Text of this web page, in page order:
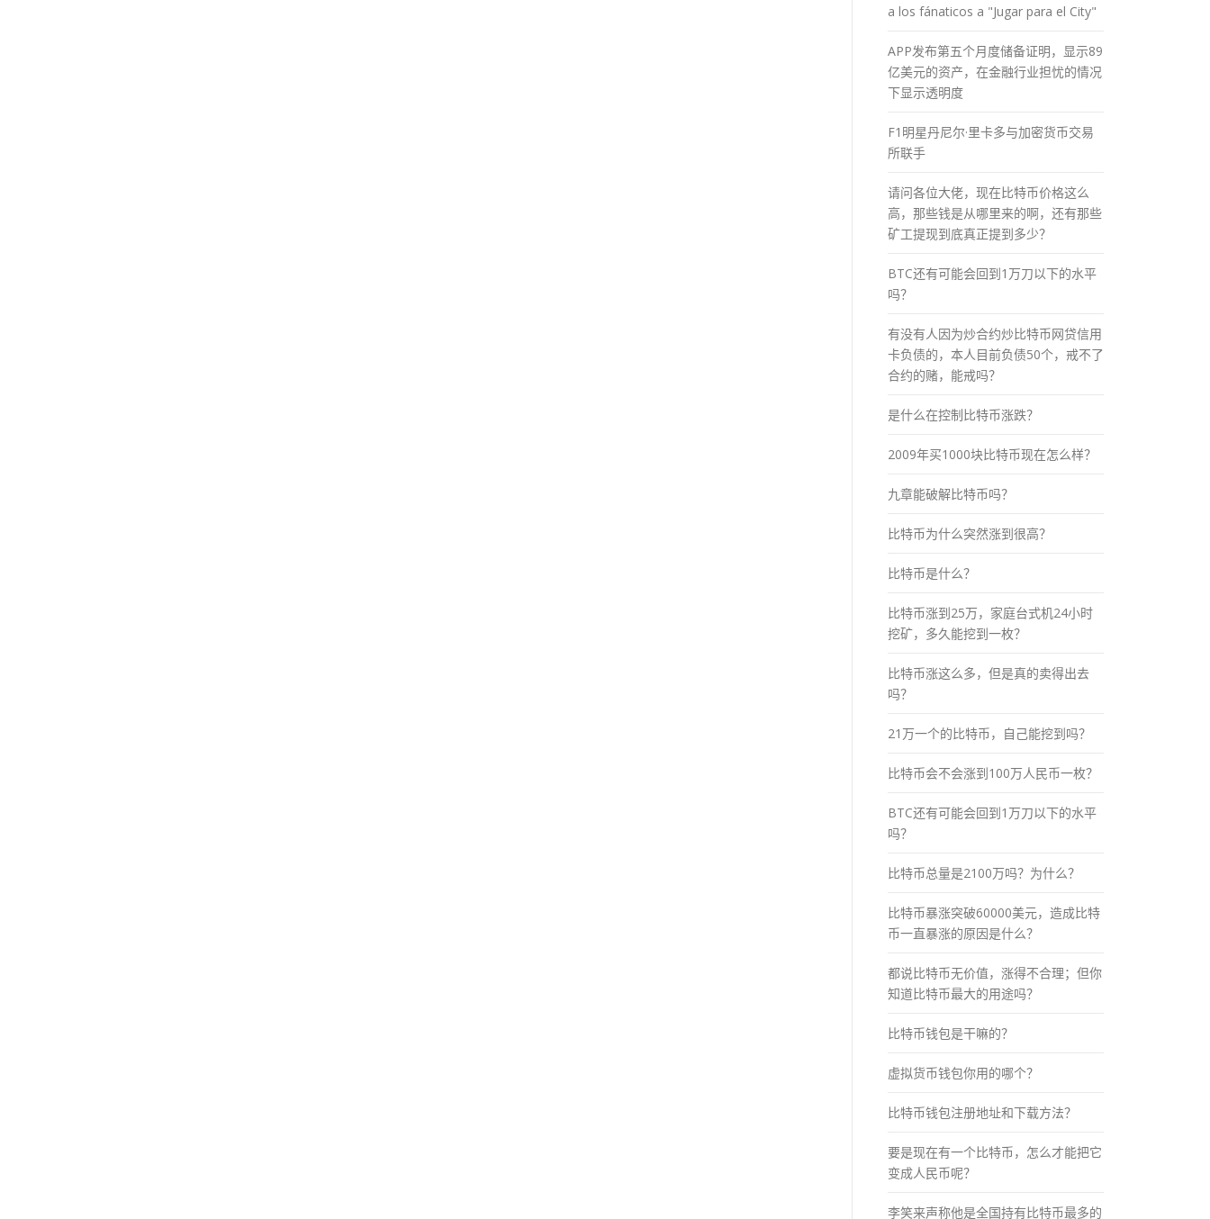
a los fánaticos a "Jugar para el City"
APP发布第五个月度储备证明，显示89
亿美元的资产，在金融行业担忧的情况
下显示透明度
F1明星丹尼尔·里卡多与加密货币交易
所联手
请问各位大佬，现在比特币价格这么
高，那些钱是从哪里来的啊，还有那些
矿工提现到底真正提到多少？
BTC还有可能会回到1万刀以下的水平
吗？
有没有人因为炒合约炒比特币网贷信用
卡负债的，本人目前负债50个，戒不了
合约的赌，能戒吗？
是什么在控制比特币涨跌？
2009年买1000块比特币现在怎么样？
九章能破解比特币吗？
比特币为什么突然涨到很高？
比特币是什么？
比特币涨到25万，家庭台式机24小时
挖矿，多久能挖到一枚？
比特币涨这么多，但是真的卖得出去
吗？
21万一个的比特币，自己能挖到吗？
比特币会不会涨到100万人民币一枚？
BTC还有可能会回到1万刀以下的水平
吗？
比特币总量是2100万吗？为什么？
比特币暴涨突破60000美元，造成比特
币一直暴涨的原因是什么？
都说比特币无价值，涨得不合理；但你
知道比特币最大的用途吗？
比特币钱包是干嘛的？
虚拟货币钱包你用的哪个？
比特币钱包注册地址和下载方法？
要是现在有一个比特币，怎么才能把它
变成人民币呢？
李笑来声称他是全国持有比特币最多的